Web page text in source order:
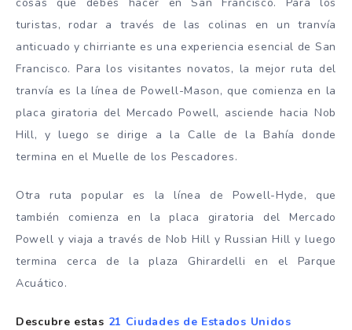
turistas, rodar a través de las colinas en un tranvía
anticuado y chirriante es una experiencia esencial de San
Francisco. Para los visitantes novatos, la mejor ruta del
tranvía es la línea de Powell-Mason, que comienza en la
placa giratoria del Mercado Powell, asciende hacia Nob
Hill, y luego se dirige a la Calle de la Bahía donde
termina en el Muelle de los Pescadores.
Otra ruta popular es la línea de Powell-Hyde, que
también comienza en la placa giratoria del Mercado
Powell y viaja a través de Nob Hill y Russian Hill y luego
termina cerca de la plaza Ghirardelli en el Parque
Acuático.
Descubre estas 21 Ciudades de Estados Unidos